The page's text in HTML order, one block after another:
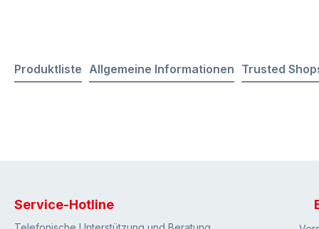
Produktliste Allgemeine Informationen Trusted
Service-Hotline